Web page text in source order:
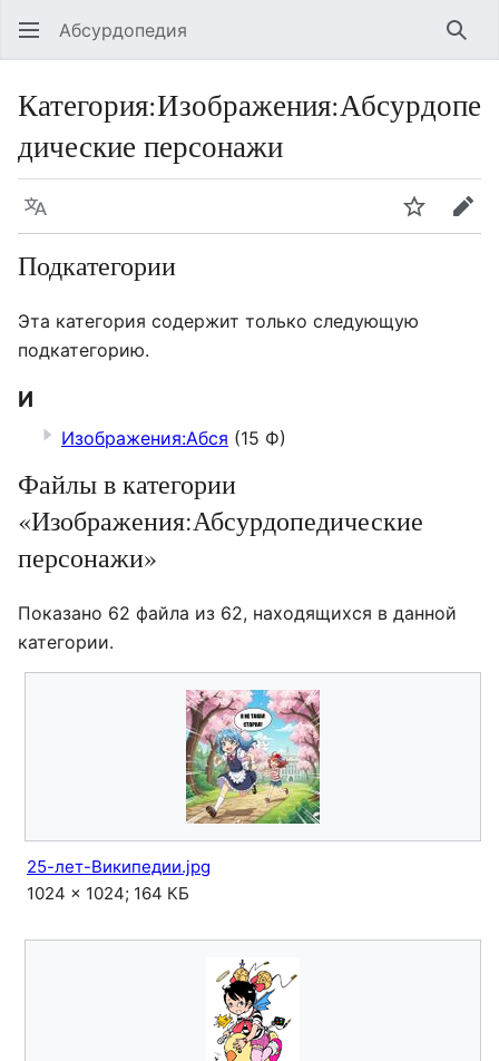
Абсурдопедия
Категория:Изображения:Абсурдопе
дические персонажи
Язык
Подкатегории
Эта категория содержит только следующую
подкатегорию.
И
Изображения:Абся (15 Ф)
Файлы в категории
«Изображения:Абсурдопедические
персонажи»
Показано 62 файла из 62, находящихся в данной
категории.
25-лет-Википедии.jpg
1024 × 1024; 164 КБ